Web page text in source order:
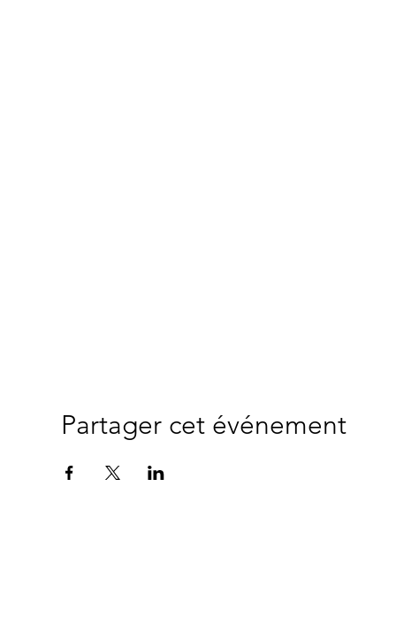
Partager cet événement